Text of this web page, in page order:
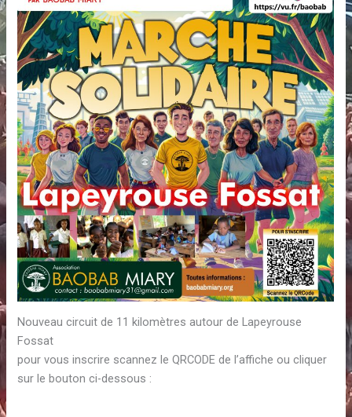
Nouveau circuit de 11 kilomètres autour de Lapeyrouse
Fossat
pour vous inscrire scannez le QRCODE de l’affiche ou cliquer
sur le bouton ci-dessous :